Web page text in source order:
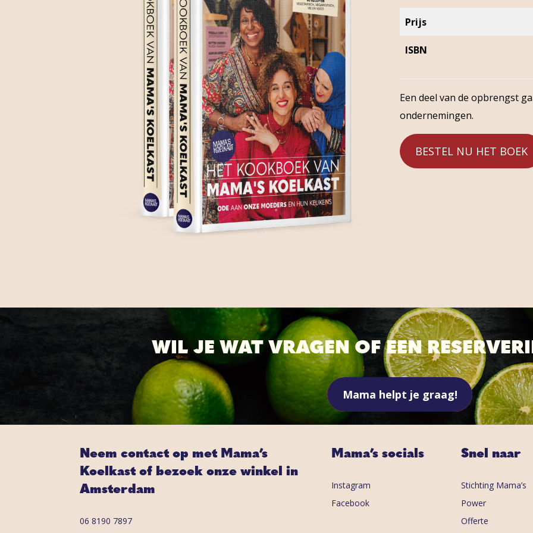
Prijs
ISBN
Een deel van de opbrengst
ondernemingen.
BESTEL NU HET BOEK
WIL JE WAT VRAGEN OF EEN
Mama helpt je graag!
Neem contact op met Mama’s
Koelkast of bezoek onze winkel in
Amsterdam
06 8190 7897
Mama’s socials
Instagram
Facebook
Snel naar
Stichting Mama’s
Power
Offerte